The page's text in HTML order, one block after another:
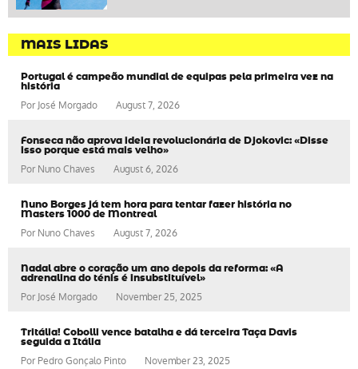
MAIS LIDAS
Portugal é campeão mundial de equipas pela primeira vez na
história
PorJosé Morgado August 7, 2026
Fonseca não aprova ideia revolucionária de Djokovic: «Disse
isso porque está mais velho»
Por Nuno Chaves August 6, 2026
Nuno Borges já tem hora para tentar fazer história no
Masters 1000 de Montreal
PorNuno Chaves August 7, 2026
Nadal abre o coração um ano depois da reforma: «A
adrenalina do ténis é insubstituível»
Por José Morgado November 25, 2025
Tritália! Cobolli vence batalha e dá terceira Taça Davis
seguida a Itália
PorPedro Gonçalo Pinto November 23, 2025